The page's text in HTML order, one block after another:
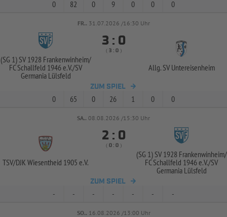
0 82 0 9 0 0 0
FR.. 31.07.2026 /16:30 Uhr
(SG 1) SV 1928 Frankenwinheim/
FC Schallfeld 1946 e.V./SV
Germania Lülsfeld
 : 
(  :  )
Allg. SV Untereisenheim
ZUM SPIEL
0 65 0 26 1 0 0
SA.. 08.08.2026 /15:30 Uhr
TSV/DJK Wiesentheid 1905 e.V.
 : 
( :  )
(SG 1) SV 1928 Frankenwinheim/
FC Schallfeld 1946 e.V./SV
Germania Lülsfeld
ZUM SPIEL
- - - - - - -
SO.. 16.08.2026 /13:00 Uhr